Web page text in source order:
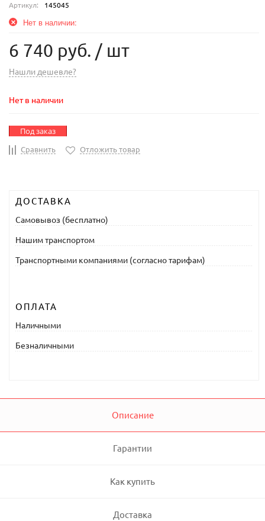
Артикул: 145045
Нет в наличии:
6 740 руб. / шт
Нашли дешевле?
Нет в наличии
Под заказ
Сравнить Отложить товар
ДОСТАВКА
Самовывоз (бесплатно)
Нашим транспортом
Транспортными компаниями (согласно тарифам)
ОПЛАТА
Наличными
Безналичными
Описание
Гарантии
Как купить
Доставка